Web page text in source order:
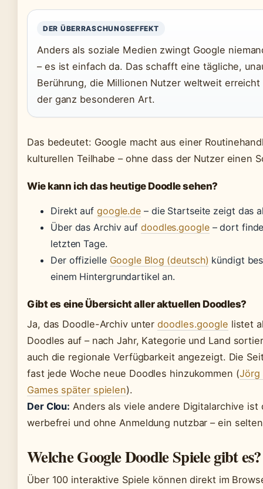
DER ÜBERRASCHUNGSEFFEKT
Anders als soziale Medien zwingt Google
– es ist einfach da. Das schafft eine tägliche,
Berührung, die Millionen Nutzer weltweit
der ganz besonderen Art.
Das bedeutet: Google macht aus einer
kulturellen Teilhabe – ohne dass der Nutzer einen
Wie kann ich das heutige Doodle sehen?
Direkt auf google.de – die Startseite zeigt das
Über das Archiv auf doodles.google– dort
letzten Tage.
Der offizielle Google Blog (deutsch) kündigt
einem Hintergrundartikel an.
Gibt es eine Übersicht aller aktuellen Doodles?
Ja, das Doodle-Archiv unterdoodles.google listet
Doodles auf – nach Jahr, Kategorie und Land
auch die regionale Verfügbarkeit angezeigt. Die
fast jede Woche neue Doodles hinzukommen (Jörg
Games später spielen).
Der Clou: Anders als viele andere Digitalarchive
werbefrei und ohne Anmeldung nutzbar – ein
Welche Google Doodle Spiele gibt es?
Über 100 interaktive Spiele können direkt im